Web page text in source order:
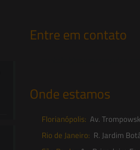
Entre em contato
Onde estamos
Florianópolis: Av.
Rio de Janeiro: R. Jardim